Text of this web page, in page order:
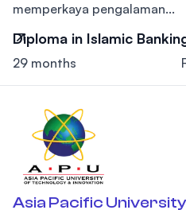
memperkaya pengalaman...
Diploma in Islamic
29 months
Asia Pacific